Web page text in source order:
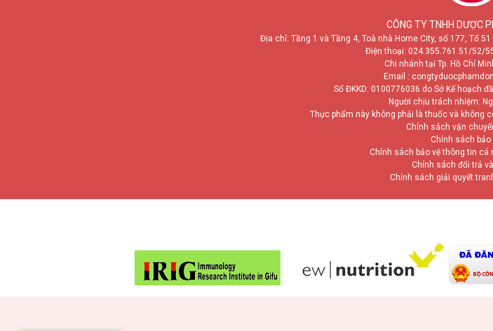
CÔNG TY TNHH DƯỢC
Địa chỉ: Tầng 1 và Tầng 4, Toà nhà Home City, số 177, Tổ 51
Điện thoại: 024.355.761.51/52/
Chi nhánh tại Tp. Hồ Chí
Email :
Số ĐKKD: 0100776036 do Sở Kế hoạch
Người chịu trách nhiệm:
Thực phẩm này không phải là thuốc và không
Chính sách vận
Chính sách bảo
Chính sách bảo vệ thông tin cá
Chính sách đổi trả
Chính sách giải quyết